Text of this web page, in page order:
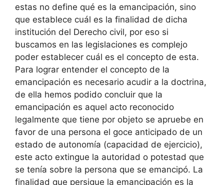
estas no define qué es la emancipación, sino
que establece cuál es la finalidad de dicha
institución del Derecho civil, por eso si
buscamos en las legislaciones es complejo
poder establecer cuál es el concepto de esta.
Para lograr entender el concepto de la
emancipación es necesario acudir a la doctrina,
de ella hemos podido concluir que la
emancipación es aquel acto reconocido
legalmente que tiene por objeto se apruebe en
favor de una persona el goce anticipado de un
estado de autonomía (capacidad de ejercicio),
este acto extingue la autoridad o potestad que
se tenía sobre la persona que se emancipó. La
finalidad que persigue la emancipación es la